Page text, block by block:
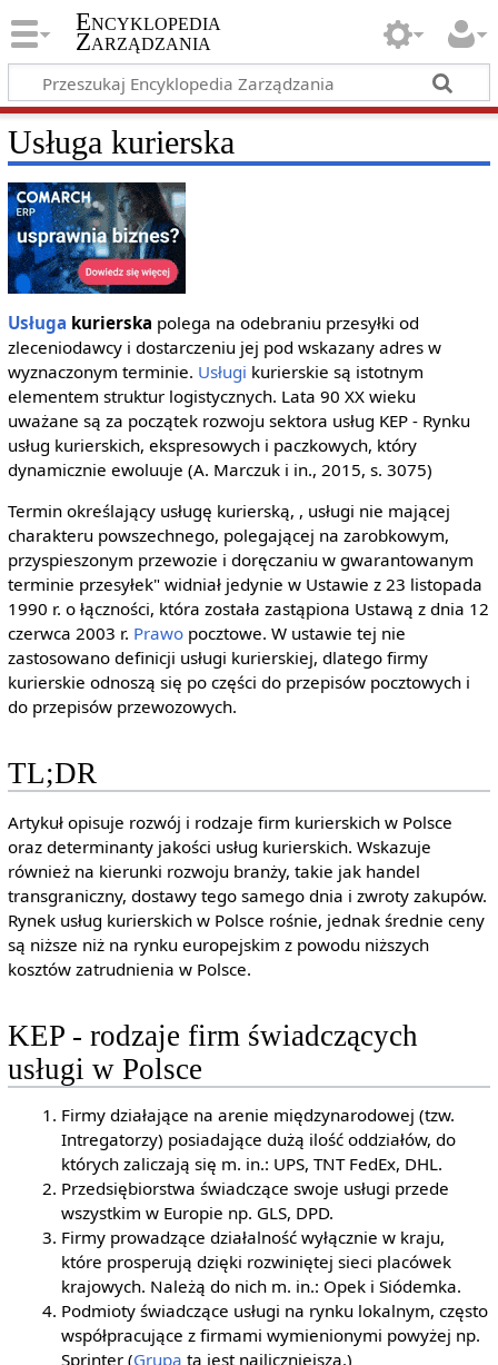
Encyklopedia
Zarządzania
Usługa kurierska
Usługa kurierska polega na odebraniu przesyłki od
zleceniodawcy i dostarczeniu jej pod wskazany adres w
wyznaczonym terminie. Usługi kurierskie są istotnym
elementem struktur logistycznych. Lata 90 XX wieku
uważane są za początek rozwoju sektora usług KEP - Rynku
usług kurierskich, ekspresowych i paczkowych, który
dynamicznie ewoluuje (A. Marczuk i in., 2015, s. 3075)
Termin określający usługę kurierską, , usługi nie mającej
charakteru powszechnego, polegającej na zarobkowym,
przyspieszonym przewozie i doręczaniu w gwarantowanym
terminie przesyłek" widniał jedynie w Ustawie z 23 listopada
1990 r. o łączności, która została zastąpiona Ustawą z dnia 12
czerwca 2003 r. Prawopocztowe. W ustawie tej nie
zastosowano definicji usługi kurierskiej, dlatego firmy
kurierskie odnoszą się po części do przepisów pocztowych i
do przepisów przewozowych.
TL;DR
Artykuł opisuje rozwój i rodzaje firm kurierskich w Polsce
oraz determinanty jakości usług kurierskich. Wskazuje
również na kierunki rozwoju branży, takie jak handel
transgraniczny, dostawy tego samego dnia i zwroty zakupów.
Rynek usług kurierskich w Polsce rośnie, jednak średnie ceny
są niższe niż na rynku europejskim z powodu niższych
kosztów zatrudnienia w Polsce.
KEP - rodzaje firm świadczących
usługi w Polsce
Firmy działające na arenie międzynarodowej (tzw.
Intregatorzy) posiadające dużą ilość oddziałów, do
których zaliczają się m. in.: UPS, TNT FedEx, DHL.
Przedsiębiorstwa świadczące swoje usługi przede
wszystkim w Europie np. GLS, DPD.
Firmy prowadzące działalność wyłącznie w kraju,
które prosperują dzięki rozwiniętej sieci placówek
krajowych. Należą do nich m. in.: Opek i Siódemka.
Podmioty świadczące usługi na rynku lokalnym, często
współpracujące z firmami wymienionymi powyżej np.
Sprinter (Grupa ta jest najliczniejsza.)